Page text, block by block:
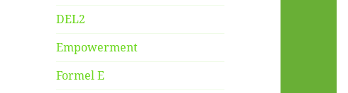
DEL2
Empowerment
Formel E